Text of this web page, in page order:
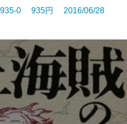
0 935円 2016/06/28